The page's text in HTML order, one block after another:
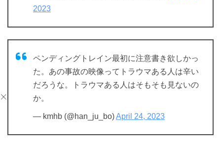
2023
ペンディングトレイン最初に注意書き欲しかっ
た。あの事故の映像ってトラウマある人は辛い
だろうな。トラウマある人はそもそも見ないの
か。
— kmhb (@han_ju_bo)April 24, 2023